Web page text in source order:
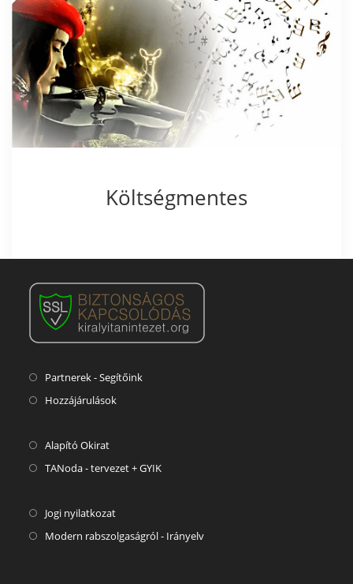
Költségmentes
Partnerek - Segítőink
Hozzájárulások
Alapító Okirat
TANoda - tervezet + GYIK
Jogi nyilatkozat
Modern rabszolgaságról - Irányelv